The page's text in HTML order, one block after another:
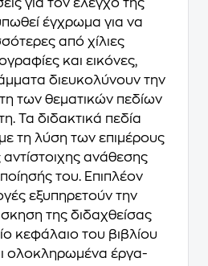
για τον έλεγχο της
έγχρωμα για να
από χίλιες
και εικόνες,
διευκολύνουν την
των θεματικών πεδίων
Τα διδακτικά πεδία
τη λύση των επιμέρους
ανάθεσης
του. Επιπλέον
εξυπηρετούν την
της διδαχθείσας
κεφάλαιο του βιβλίου
ολοκληρωμένα έργα-